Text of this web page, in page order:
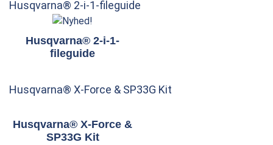
Husqvarna® 2-i-1-fileguide
Husqvarna® 2-i-1-
fileguide
Husqvarna® X-Force & SP33G Kit
Husqvarna® X-Force &
SP33G Kit